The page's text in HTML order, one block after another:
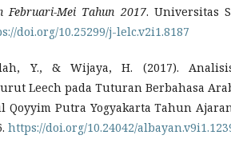
Februari-Mei Tahun 2017. Universitas
doi.org/10.25299/j-lelc.v2i1.8187
Y., & Wijaya, H. (2017).
Leech pada Tuturan Berbahasa
Putra Yogyakarta Tahun Ajaran
https://doi.org/10.24042/